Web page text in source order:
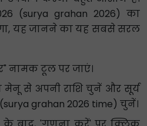
(surya grahan 2026) का
यह जानने का यह सबसे सरल
नामक टूल पर जाएं।
मेनू से अपनी राशि चुनें और सूर्य
grahan 2026 time) चुनें।